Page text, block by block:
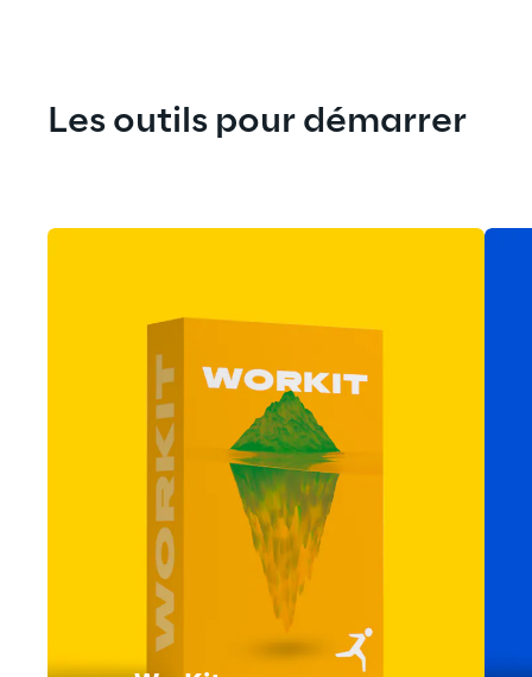
Les outils pour démarrer